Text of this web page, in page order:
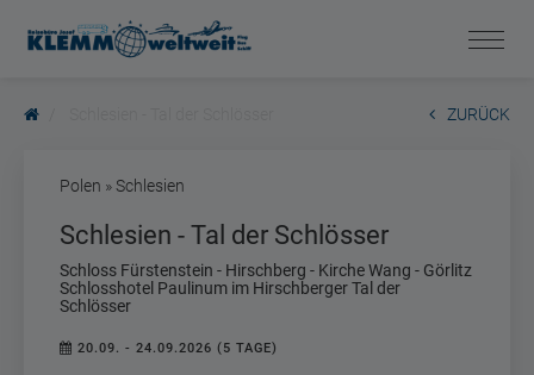
ZURÜCK
Polen » Schlesien
Schlesien - Tal der Schlösser
Schloss Fürstenstein - Hirschberg - Kirche Wang - Görlitz
Schlosshotel Paulinum im Hirschberger Tal der
Schlösser
20.09. - 24.09.2026 (5 TAGE)